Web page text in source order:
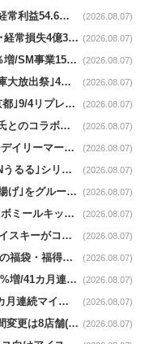
AOKI news｜第1Q売上高430億円1.6％減･経常利益54.6％減 (2026.08.07)
はるやまnews｜第1Q売上高71億円1.4％減･経常損失4億3800万円 (2026.08.07)
バローnews｜第１Q営業収益2434億円9.9％増/SM事業15.5％増と絶好調 (2026.08.07)
島忠news｜展示品家具が最大50％オフ｢倉庫大放出祭｣4店舗限定で開催 (2026.08.07)
ロフトnews｜新生｢モマ デザインストア 京都｣9/4リプレイスオープン (2026.08.07)
ハンズnews｜創業50周年記念･ムロツヨシ氏とのコラボ企画｢ムロハンズ｣開催 (2026.08.07)
関西フードマーケットnews｜関西スーパーデイリーマート蒲生店8/7改装 (2026.08.07)
ニトリnews｜肌ざわりを追求した新寝具｢Nうるる｣シリーズを発売 (2026.08.07)
U.S.M.Hnews｜ ｢４種だしの国産むね塩唐揚げ｣をグループ610店で共同販促 (2026.08.07)
オイシックスnews｜スノーピークとのコラボミールキット8/13発売 (2026.08.07)
OICグループnews｜グループ酒造会社のウイスキーがコンペティション受賞 (2026.08.07)
PLANTnews｜お盆向けごちそう商品と｢夏の福袋・福得カート｣8/8から開催 (2026.08.07)
リテールパートナーズnews｜7月既存店1.5%増/41カ月連続増 (2026.08.07)
MrMax news｜7月既存店売上高1.6％減､2カ月連続マイナス (2026.08.07)
イオン九州news｜熊本地震による休業､時間変更は8店舗(8/7時点) (2026.08.07)